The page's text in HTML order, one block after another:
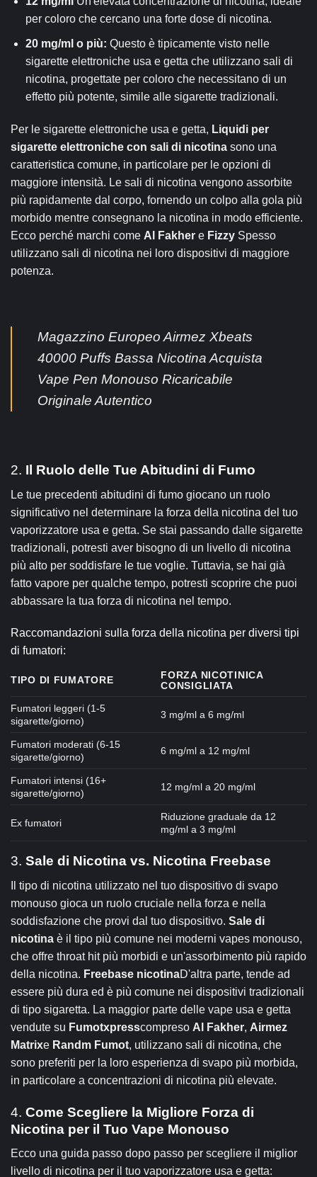
per coloro che cercano una forte dose di nicotina.
20 mg/ml o più: Questo è tipicamente visto nelle
sigarette elettroniche usa e getta che utilizzano sali di
nicotina, progettate per coloro che necessitano di un
effetto più potente, simile alle sigarette tradizionali.
Per le sigarette elettroniche usa e getta, Liquidi per
sigarette elettroniche con sali di nicotina sono una
caratteristica comune, in particolare per le opzioni di
maggiore intensità. Le sali di nicotina vengono assorbite
più rapidamente dal corpo, fornendo un colpo alla gola più
morbido mentre consegnano la nicotina in modo efficiente.
Ecco perché marchi come Al Fakher e Fizzy Spesso
utilizzano sali di nicotina nei loro dispositivi di maggiore
potenza.
Magazzino Europeo Airmez Xbeats
40000 Puffs Bassa Nicotina Acquista
Vape Pen Monouso Ricaricabile
Originale Autentico
2. Il Ruolo delle Tue Abitudini di Fumo
Le tue precedenti abitudini di fumo giocano un ruolo
significativo nel determinare la forza della nicotina del tuo
vaporizzatore usa e getta. Se stai passando dalle sigarette
tradizionali, potresti aver bisogno di un livello di nicotina
più alto per soddisfare le tue voglie. Tuttavia, se hai già
fatto vapore per qualche tempo, potresti scoprire che puoi
abbassare la tua forza di nicotina nel tempo.
Raccomandazioni sulla forza della nicotina per diversi tipi
di fumatori:
TIPO DI FUMATORE
FORZA NICOTINICA
CONSIGLIATA
Fumatori leggeri (1-5
sigarette/giorno)
3 mg/ml a 6 mg/ml
Fumatori moderati (6-15
sigarette/giorno)
6 mg/ml a 12 mg/ml
Fumatori intensi (16+
sigarette/giorno)
12 mg/ml a 20 mg/ml
Ex fumatori
Riduzione graduale da 12
mg/ml a 3 mg/ml
3. Sale di Nicotina vs. Nicotina Freebase
Il tipo di nicotina utilizzato nel tuo dispositivo di svapo
monouso gioca un ruolo cruciale nella forza e nella
soddisfazione che provi dal tuo dispositivo. Sale di
nicotina è il tipo più comune nei moderni vapes monouso,
che offre throat hit più morbidi e un'assorbimento più rapido
della nicotina. Freebase nicotinaD'altra parte, tende ad
essere più dura ed è più comune nei dispositivi tradizionali
di tipo sigaretta. La maggior parte delle vape usa e getta
vendute su Fumotxpresscompreso Al Fakher, Airmez
Matrixe Randm Fumot, utilizzano sali di nicotina, che
sono preferiti per la loro esperienza di svapo più morbida,
in particolare a concentrazioni di nicotina più elevate.
4. Come Scegliere la Migliore Forza di
Nicotina per il Tuo Vape Monouso
Ecco una guida passo dopo passo per scegliere il miglior
livello di nicotina per il tuo vaporizzatore usa e getta: